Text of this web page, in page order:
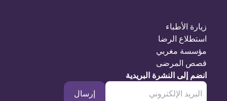
زيارة الأطباء
استطلاع الرضا
مؤسسة مغربي
قصص المرضى
انضم إلى النشرة البريدية
إرسال